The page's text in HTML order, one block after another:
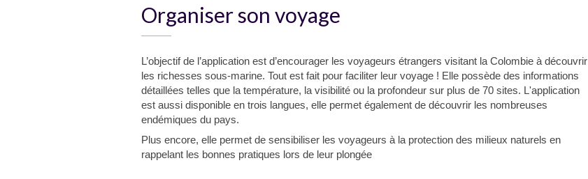
Organiser son voyage
L’objectif de l’application est d’encourager les voyageurs étrangers visitant la Colombie à découvrir
les richesses sous-marine. Tout est fait pour faciliter leur voyage ! Elle possède des informations
détaillées telles que la température, la visibilité ou la profondeur sur plus de 70 sites. L'application
est aussi disponible en trois langues, elle permet également de découvrir les nombreuses
endémiques du pays.
Plus encore, elle permet de sensibiliser les voyageurs à la protection des milieux naturels en
rappelant les bonnes pratiques lors de leur plongée